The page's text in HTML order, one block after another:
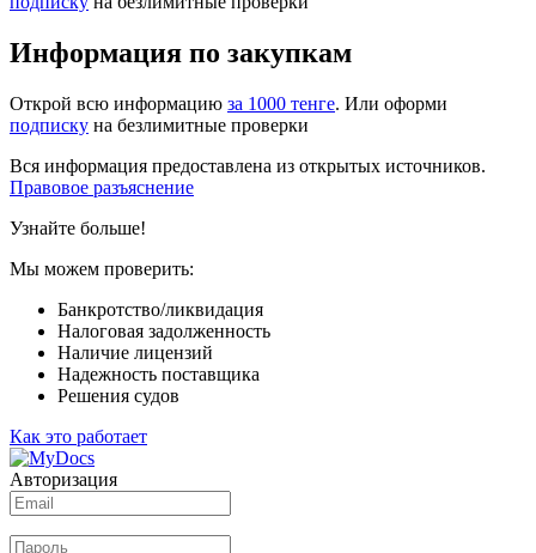
Информация по закупкам
Открой всю информацию за 1000 тенге. Или оформи
подписку на безлимитные проверки
Вся информация предоставлена из открытых источников.
Правовое разъяснение
Узнайте больше!
Мы можем проверить:
Банкротство/ликвидация
Налоговая задолженность
Наличие лицензий
Надежность поставщика
Решения судов
Как это работает
Авторизация